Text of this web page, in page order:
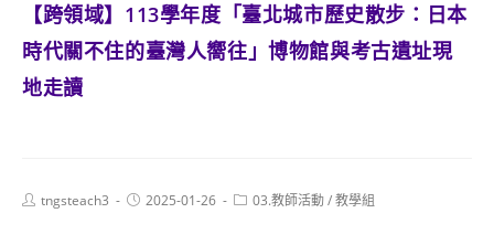
【跨領域】113學年度「臺北城市歷史散步：日本
時代關不住的臺灣人嚮往」博物館與考古遺址現
地走讀
Posttngsteach3
Post2025-01-26
Post03.教師活動/教學組